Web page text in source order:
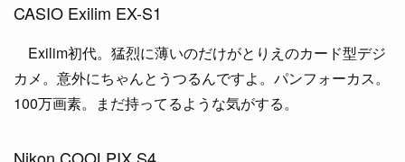
CASIO Exilim EX-S1
Exilim初代。猛烈に薄いのだけがとりえのカード型デジ
カメ。意外にちゃんとうつるんですよ。パンフォーカス。
100万画素。まだ持ってるような気がする。